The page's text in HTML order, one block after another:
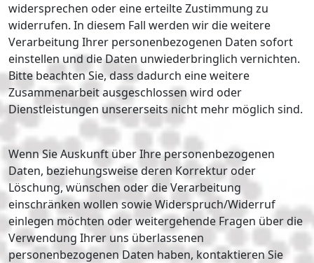
widersprechen oder eine erteilte Zustimmung zu
widerrufen. In diesem Fall werden wir die weitere
Verarbeitung Ihrer personenbezogenen Daten sofort
einstellen und die Daten unwiederbringlich vernichten.
Bitte beachten Sie, dass dadurch eine weitere
Zusammenarbeit ausgeschlossen wird oder
Dienstleistungen unsererseits nicht mehr möglich sind.
Wenn Sie Auskunft über Ihre personenbezogenen
Daten, beziehungsweise deren Korrektur oder
Löschung, wünschen oder die Verarbeitung
einschränken wollen sowie Widerspruch/Widerruf
einlegen möchten oder weitergehende Fragen über die
Verwendung Ihrer uns überlassenen
personenbezogenen Daten haben, kontaktieren Sie